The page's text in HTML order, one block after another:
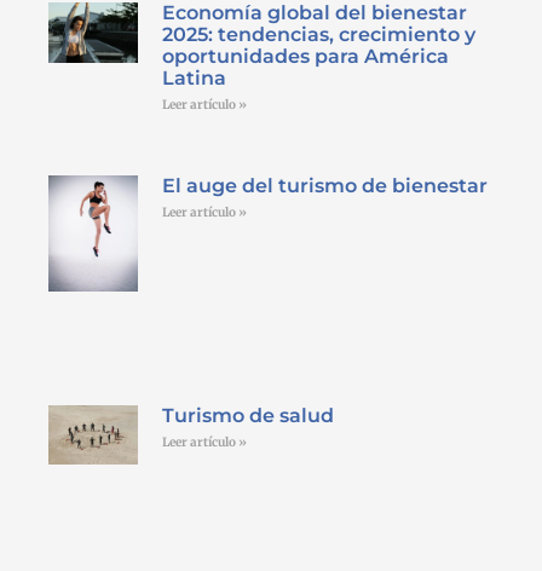
Economía global del bienestar
2025: tendencias, crecimiento y
oportunidades para América
Latina
Leer artículo »
El auge del turismo de bienestar
Leer artículo »
Turismo de salud
Leer artículo »